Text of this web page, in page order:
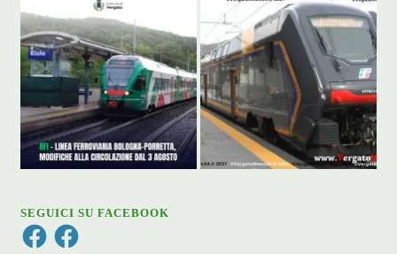
SEGUICI SU FACEBOOK
FacebookFacebook